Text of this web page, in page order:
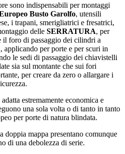
sono indispensabili per montaggi
Busto Garolfo, utensili
i trapani, smerigliatrici e fresatrici,
delle SERRATURA, per
il foro di passaggio dei cilindri a
, applicando per porte e per scuri in
le sedi di passaggio dei chiavistelli
sia sul montante che sui fori
per creare da zero o allargare i
estremamente economica e
una sola volta o di tanto in tanto
per porte di natura blindata.
a doppia mappa presentano comunque
di una debolezza di serie.